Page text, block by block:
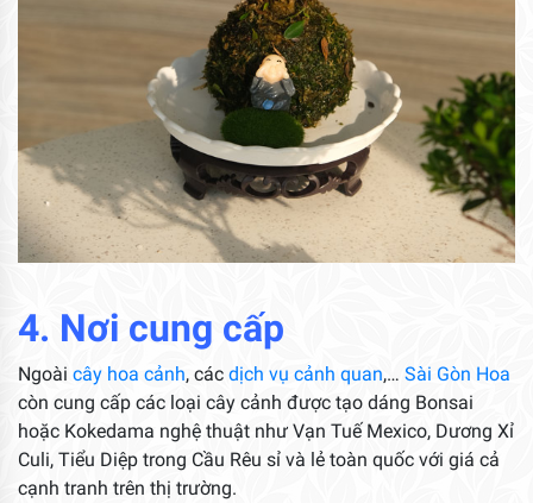
4. Nơi cung cấp
Ngoài cây hoa cảnh, các dịch vụ cảnh quan,… Sài Gòn Hoa
còn cung cấp các loại cây cảnh được tạo dáng Bonsai
hoặc Kokedama nghệ thuật như Vạn Tuế Mexico, Dương Xỉ
Culi, Tiểu Diệp trong Cầu Rêu sỉ và lẻ toàn quốc với giá cả
cạnh tranh trên thị trường.